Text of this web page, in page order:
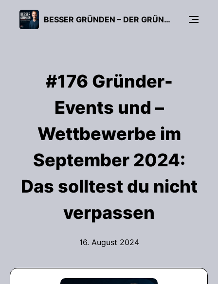
BESSER GRÜNDEN – DER GRÜNDUNGS-PODCAST (FÜR UNTERNEHMER, FREIBERUFLER & START-UPS)
#176 Gründer-
Events und –
Wettbewerbe im
September 2024:
Das solltest du nicht
verpassen
16. August 2024